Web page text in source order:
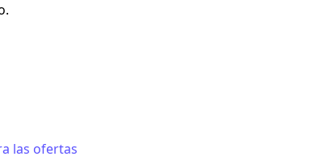
las ofertas